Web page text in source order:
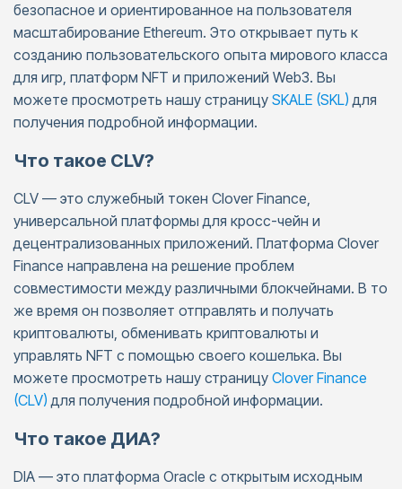
безопасное и ориентированное на пользователя
масштабирование Ethereum. Это открывает путь к
созданию пользовательского опыта мирового класса
для игр, платформ NFT и приложений Web3. Вы
можете просмотреть нашу страницу SKALE (SKL) для
получения подробной информации.
Что такое CLV?
CLV — это служебный токен Clover Finance,
универсальной платформы для кросс-чейн и
децентрализованных приложений. Платформа Clover
Finance направлена ​​на решение проблем
совместимости между различными блокчейнами. В то
же время он позволяет отправлять и получать
криптовалюты, обменивать криптовалюты и
управлять NFT с помощью своего кошелька. Вы
можете просмотреть нашу страницу Clover Finance
(CLV) для получения подробной информации.
Что такое ДИА?
DIA — это платформа Oracle с открытым исходным